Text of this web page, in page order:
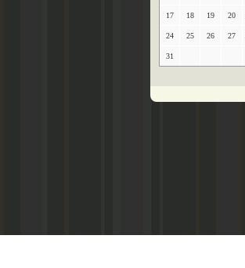
17 18 19 20
24 25 26 27
31